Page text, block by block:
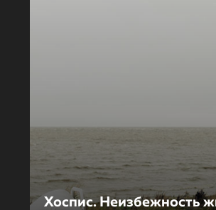
Хоспис. Неизбежность